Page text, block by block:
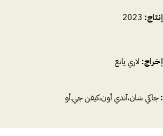
إنتاج:
2023
إخراج: لاري يانغ
: جاكي شان،آندي أون،كيفن جي.أو